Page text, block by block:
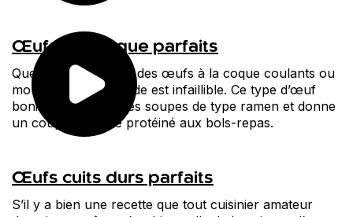
Œufs à la coque parfaits
Que vous souhaitiez des œufs à la coque coulants ou
mollets, cette méthode est infaillible. Ce type d’œuf
bonifie à merveille les soupes de type ramen et donne
un coup de pouce protéiné aux bols-repas.
Œufs cuits durs parfaits
S’il y a bien une recette que tout cuisinier amateur